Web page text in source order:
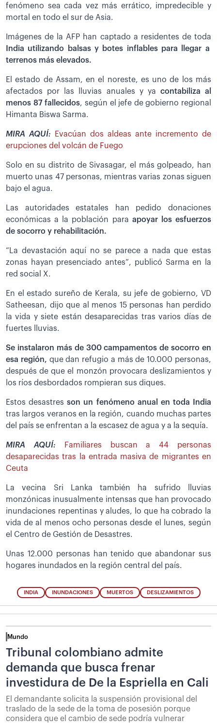
fenómeno sea cada vez más errático, impredecible y
mortal en todo el sur de Asia.
Imágenes de la AFP han captado a residentes de toda
India utilizando balsas y botes inflables para llegar a
terrenos más elevados.
El estado de Assam, en el noreste, es uno de los más
afectados por las lluvias anuales y ya contabiliza al
menos 87 fallecidos, según el jefe de gobierno regional
Himanta Biswa Sarma.
MIRA AQUÍ:
Evacúan dos aldeas ante incremento de
erupciones del volcán de Fuego
Solo en su distrito de Sivasagar, el más golpeado, han
muerto unas 47 personas, mientras varias zonas siguen
bajo el agua.
Las autoridades estatales han pedido donaciones
económicas a la población para apoyar los esfuerzos
de socorro y rehabilitación.
“La devastación aquí no se parece a nada que estas
zonas hayan presenciado antes”, publicó Sarma en la
red social X.
En el estado sureño de Kerala, su jefe de gobierno, VD
Satheesan, dijo que al menos 15 personas han perdido
la vida y siete están desaparecidas tras varios días de
fuertes lluvias.
Se instalaron más de 300 campamentos de socorro en
esa región, que dan refugio a más de 10.000 personas,
después de que el monzón provocara deslizamientos y
los ríos desbordados rompieran sus diques.
Estos desastresson un fenómeno anual en toda India
tras largos veranos en la región, cuando muchas partes
del país se enfrentan a la escasez de agua y a la sequía.
MIRA AQUÍ:
Familiares buscan a 44 personas
desaparecidas tras la entrada masiva de migrantes en
Ceuta
La vecina Sri Lanka también ha sufrido lluvias
monzónicas inusualmente intensas que han provocado
inundaciones repentinas y aludes, lo que ha cobrado la
vida de al menos ocho personas desde el lunes, según
el Centro de Gestión de Desastres.
Unas 12.000 personas han tenido que abandonar sus
hogares inundados en la región central del país.
INDIA INUNDACIONES MUERTOS DESLIZAMIENTOS
Mundo
Tribunal colombiano admite
demanda que busca frenar
investidura de De la Espriella en Cali
El demandante solicita la suspensión provisional del
traslado de la sede de la toma de posesión porque
considera que el cambio de sede podría vulnerar